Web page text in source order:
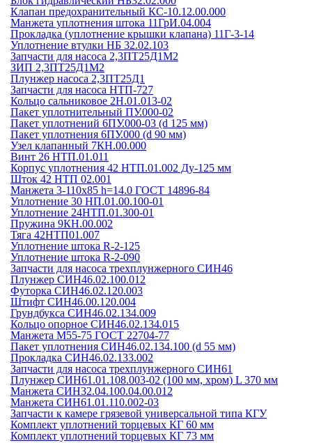
Клапан предохранительный КС-10.12.00.000
Манжета уплотнения штока 11ГрИ.04.004
Прокладка (уплотнение крышки клапана) 11Г-3-14
Уплотнение втулки НБ 32.02.103
Запчасти для насоса 2,3ПТ25Д1М2
ЗИП 2,3ПТ25Д1М2
Плунжер насоса 2,3ПТ25Д1
Запчасти для насоса НТП-727
Кольцо сальниковое 2Н.01.013-02
Пакет уплотнительный ПУ.000-02
Пакет уплотнений 6ПУ.000-03 (d 125 мм)
Пакет уплотнения 6ПУ.000 (d 90 мм)
Узел клапанный 7КН.00.000
Винт 26 НТП.01.011
Корпус уплотнения 42 НТП.01.002 Ду-125 мм
Шток 42 НТП 02.001
Манжета 3-110х85 h=14.0 ГОСТ 14896-84
Уплотнение 30 НП.01.00.100-01
Уплотнение 24НТП.01.300-01
Пружина 9КН.00.002
Тяга 42НТП01.007
Уплотнение штока R-2-125
Уплотнение штока R-2-090
Запчасти для насоса трехплунжерного СИН46
Плунжер СИН46.02.100.012
Футорка СИН46.02.120.003
Штифт СИН46.00.120.004
Грундбукса СИН46.02.134.009
Кольцо опорное СИН46.02.134.015
Манжета М55-75 ГОСТ 22704-77
Пакет уплотнения СИН46.02.134.100 (d 55 мм)
Прокладка СИН46.02.133.002
Запчасти для насоса трехплунжерного СИН61
Плунжер СИН61.01.108.003-02 (100 мм, хром) L 370 мм
Манжета СИН32.04.100.04.00.012
Манжета СИН61.01.110.002-03
Запчасти к камере грязевой универсальной типа КГУ
Комплект уплотнений торцевых КГ 60 мм
Комплект уплотнений торцевых КГ 73 мм